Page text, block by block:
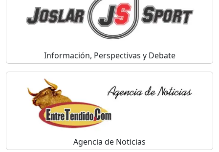
Información, Perspectivas y Debate
Agencia de Noticias